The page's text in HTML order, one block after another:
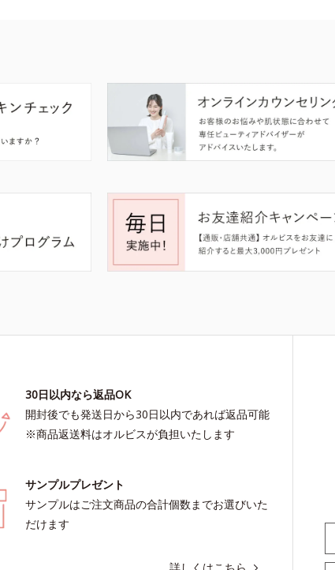
30日以内なら返品OK
開封後でも発送日から30日以内であれば返品可能
※商品返送料はオルビスが負担いたします
サンプルプレゼント
サンプルはご注文商品の合計個数までお選びいた
だけます